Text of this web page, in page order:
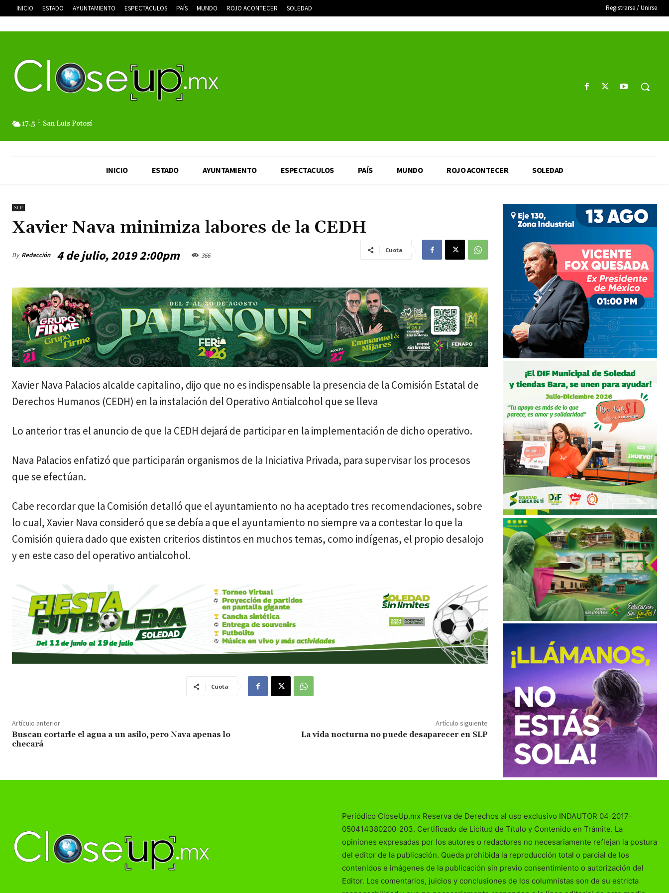
INICIO ESTADO AYUNTAMIENTO ESPECTACULOS PAÍS MUNDO ROJO ACONTECER SOLEDAD Registrarse / Unirse
17.5 C San Luis Potosí
INICIO ESTADO AYUNTAMIENTO ESPECTACULOS PAÍS MUNDO ROJO ACONTECER SOLEDAD
SLP
Xavier Nava minimiza labores de la CEDH
By Redacción 4 de julio, 2019 2:00pm 366
Cuota
Xavier Nava Palacios alcalde capitalino, dijo que no es indispensable la presencia de la Comisión Estatal de
Derechos Humanos (CEDH) en la instalación del Operativo Antialcohol que se lleva
Lo anterior tras el anuncio de que la CEDH dejará de participar en la implementación de dicho operativo.
Nava Palacios enfatizó que participarán organismos de la Iniciativa Privada, para supervisar los procesos
que se efectúan.
Cabe recordar que la Comisión detalló que el ayuntamiento no ha aceptado tres recomendaciones, sobre
lo cual, Xavier Nava consideró que se debía a que el ayuntamiento no siempre va a contestar lo que la
Comisión quiera dado que existen criterios distintos en muchos temas, como indígenas, el propio desalojo
y en este caso del operativo antialcohol.
Cuota
Artículo anterior
Buscan cortarle el agua a un asilo, pero Nava apenas lo
checará
Artículo siguiente
La vida nocturna no puede desaparecer en SLP
Periódico CloseUp.mx Reserva de Derechos al uso exclusivo INDAUTOR 04-2017-
050414380200-203. Certificado de Licitud de Título y Contenido en Trámite. La
opiniones expresadas por los autores o redactores no necesariamente reflejan la postura
del editor de la publicación. Queda prohibida la reproducción total o parcial de los
contenidos e imágenes de la publicación sin previo consentimiento o autorización del
Editor. Los comentarios, juicios y conclusiones de los columnistas son de su estricta